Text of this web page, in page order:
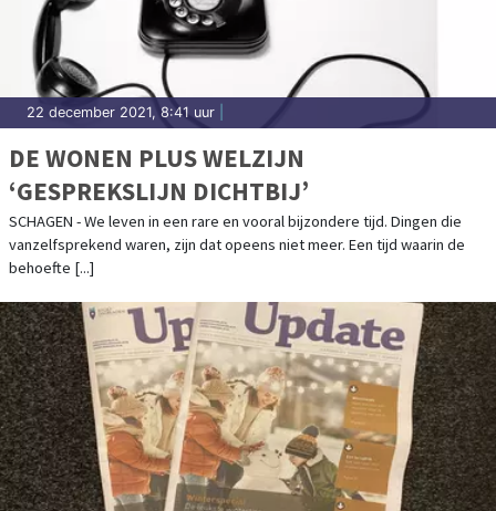
22 december 2021, 8:41 uur
DE WONEN PLUS WELZIJN
‘GESPREKSLIJN DICHTBIJ’
SCHAGEN - We leven in een rare en vooral bijzondere tijd. Dingen die
vanzelfsprekend waren, zijn dat opeens niet meer. Een tijd waarin de
behoefte [...]